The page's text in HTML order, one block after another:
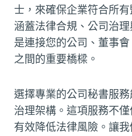
士，來確保企業符合所
涵蓋法律合規、公司治
是連接您的公司、董事
之間的重要橋樑。
選擇專業的公司秘書服
治理架構。這項服務不
有效降低法律風險。讓